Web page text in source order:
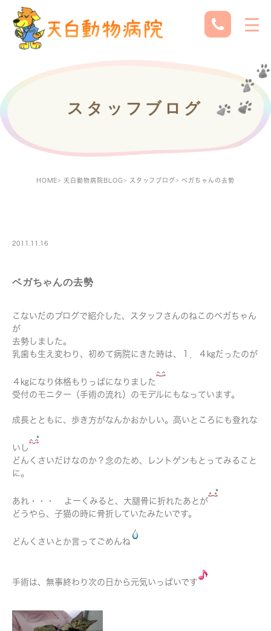
スタッフブログ
HOME 天白動物病院BLOG スタッフブログ ベガちゃんの去勢
2011.11.16
ベガちゃんの去勢
こないだのブログで紹介した、スタッフさんのねこのベガちゃん
が
去勢しました。
乳歯も生え変わり、初めて病院にきた時は、１．４㎏だったのが
４㎏になり体格もりっぱになりました
受付のモニター（手術の流れ）のモデルにもなっています。
成長とともに、歩き方がなんかおかしい。高いところにも登れな
いし
どんくさいだけなのか？念のため、レントゲンもとってみること
に。
あれ・・・
よーくみると、大腿骨に折れたあとが
どうやら、子猫の時に骨折していたみたいです。
どんくさいとか言ってごめんね
手術は、無事終わり次の日から元気いっぱいです